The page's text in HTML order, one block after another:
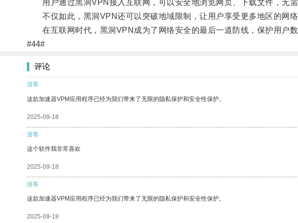
用户通过黑洞VPN接入互联网，可以安全地浏览网页、下载文件，无需
不仅如此，黑洞VPN还可以突破地域限制，让用户享受更多地区的网络
在互联网时代，黑洞VPN成为了网络安全的最后一道防线，保护用户
#44#
评论
游客
这款加速器VPM应用程序已经为我们带来了无限的隐私保护和安全性保护。
2025-09-18
游客
这个软件我非常喜欢
2025-09-18
游客
这款加速器VPM应用程序已经为我们带来了无限的隐私保护和安全性保护。
2025-09-18